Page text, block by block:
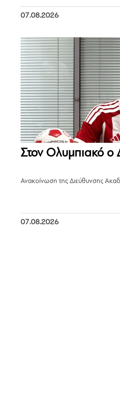
07.08.2026
Στον Ολυμπιακό ο
Ανακοίνωση της Διεύθυνσης
07.08.2026